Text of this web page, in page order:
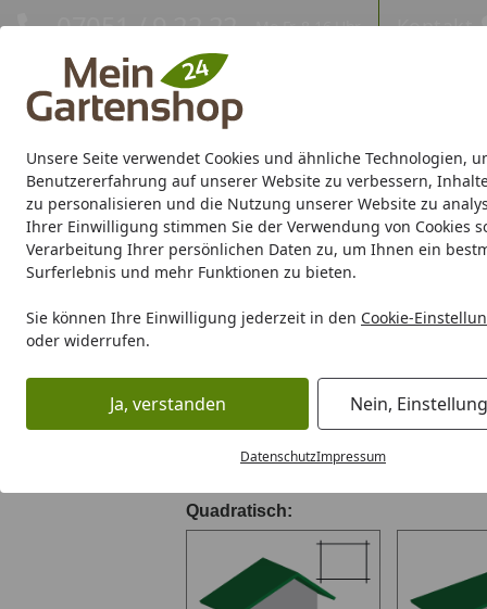
Unsere Seite verwendet Cookies und ähnliche Technologien,
Benutzererfahrung auf unserer Website zu verbessern,
zu personalisieren und die Nutzung unserer Website zu
Ihrer Einwilligung stimmen Sie der Verwendung von Cookies
Verarbeitung Ihrer persönlichen Daten zu, um Ihnen ein
Surferlebnis und mehr Funktionen zu bieten.
Sie können Ihre Einwilligung jederzeit in den Cookie-
oder widerrufen.
Ja, verstanden Nein,
DatenschutzImpressum
Eigene Montage-Teams
07051 / 9 22 22 Mo-Fr. 8-16 Uhr Kontakt
Gartenhaus Gerätehaus Gewächshaus Carport/
Marken Sale %
Startseite
Wolff-Finnhaus-
01
Variante
02
Maße
03
Dach
Bitte wählen Sie die gewünschte Hausform als
Quadratisch: